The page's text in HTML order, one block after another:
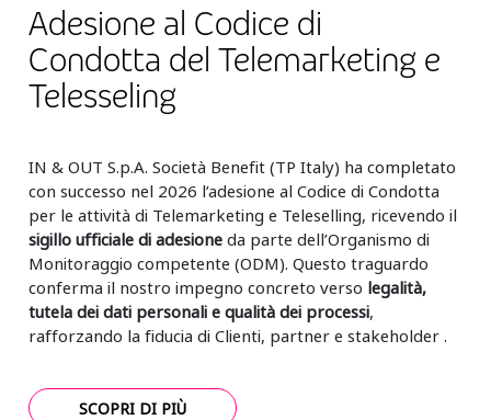
Adesione al Codice di
Condotta del Telemarketing e
Telesseling
IN & OUT S.p.A. Società Benefit (TP Italy) ha completato
con successo nel 2026 l’adesione al Codice di Condotta
per le attività di Telemarketing e Teleselling, ricevendo il
sigillo ufficiale di adesione da parte dell’Organismo di
Monitoraggio competente (ODM). Questo traguardo
conferma il nostro impegno concreto verso legalità,
tutela dei dati personali e qualità dei processi,
rafforzando la fiducia di Clienti, partner e stakeholder .
SCOPRI DI PIÙ